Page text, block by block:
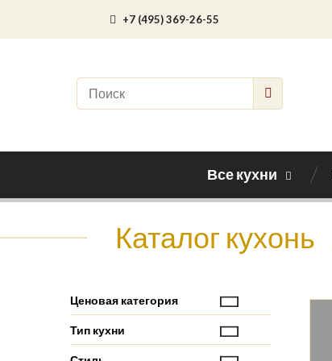
+7 (495) 369-26-55
Все кухни
Каталог кухонь
Ценовая категория
Тип кухни